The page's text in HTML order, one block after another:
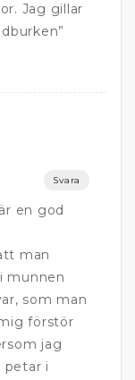
Jag gillar
Svara
en god
man
munnen
som man
förstör
jag
petar i